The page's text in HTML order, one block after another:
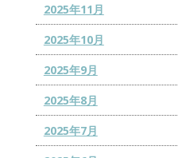
2025年11月
2025年10月
2025年9月
2025年8月
2025年7月